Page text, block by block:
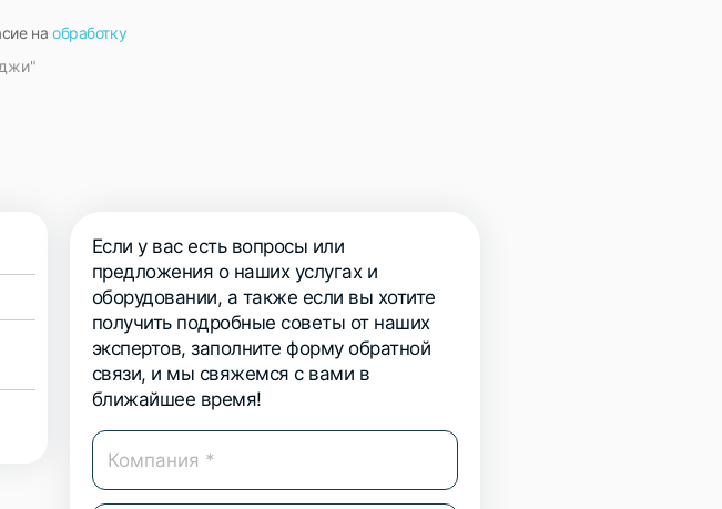
на обработку
Если у вас есть вопросы или
предложения о наших услугах и
оборудовании, а также если вы хотите
получить подробные советы от наших
экспертов, заполните форму обратной
связи, и мы свяжемся с вами в
ближайшее время!